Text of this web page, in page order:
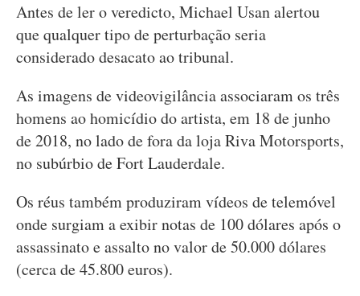
Antes de ler o veredicto, Michael Usan alertou
que qualquer tipo de perturbação seria
considerado desacato ao tribunal.
As imagens de videovigilância associaram os três
homens ao homicídio do artista, em 18 de junho
de 2018, no lado de fora da loja Riva Motorsports,
no subúrbio de Fort Lauderdale.
Os réus também produziram vídeos de telemóvel
onde surgiam a exibir notas de 100 dólares após o
assassinato e assalto no valor de 50.000 dólares
(cerca de 45.800 euros).